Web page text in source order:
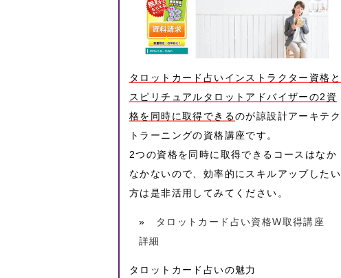
タロットカード占いインストラクター資格と
スピリチュアルタロットアドバイザーの2資
格を同時に取得できるのが諒設計アーキテク
トラーニングの資格講座です。
2つの資格を同時に取得できるコースはなか
なかないので、効率的にスキルアップしたい
方は是非活用してみてください。
»
タロットカード占い資格W取得講座
詳細
タロットカード占いの魅力